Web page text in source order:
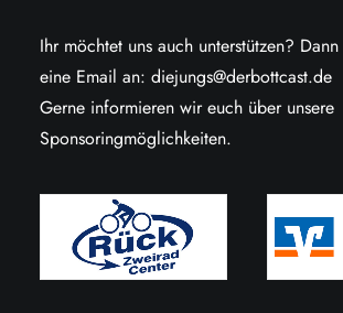
Ihr möchtet uns auch unterstützen?
eine Email an: diejungs@derbottcast.de
Gerne informieren wir euch über unsere
Sponsoringmöglichkeiten.